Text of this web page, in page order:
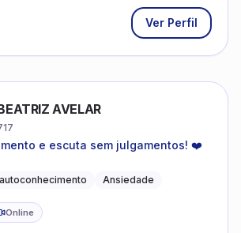
Ver Perfil
AVELAR
e escuta sem julgamentos! ❤️
autoconhecimento Ansiedade
Online